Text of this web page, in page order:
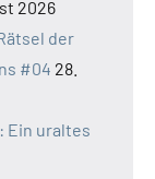
2026
der
#04 28.
Ein uraltes